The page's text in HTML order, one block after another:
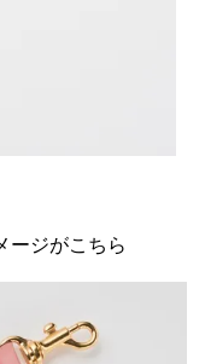
ージがこちら